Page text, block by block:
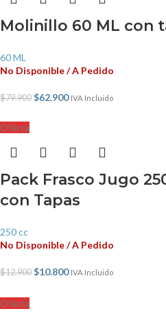
Molinillo 60 ML con
60 ML
No Disponible / A Pedido
$79.900 $62.900 IVA Incluido
Oferta
Pack Frasco Jugo
con Tapas
250 cc
No Disponible / A Pedido
$12.900 $10.800 IVA Incluido
Oferta